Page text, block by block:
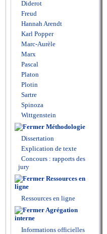
Diderot
Freud
Hannah Arendt
Karl Popper
Marc-Aurèle
Marx
Pascal
Platon
Plotin
Sartre
Spinoza
Wittgenstein
Méthodologie
Dissertation
Explication de texte
Concours : rapports des
jury
Ressources en
ligne
Ressources en ligne
Agrégation
interne
Informations officielles